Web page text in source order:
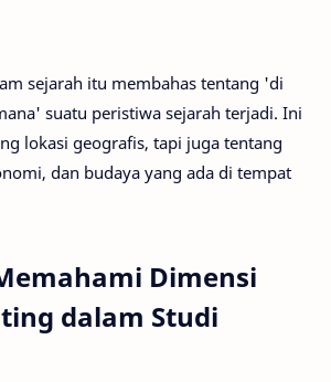
sejarah itu membahas tentang 'di
suatu peristiwa sejarah terjadi. Ini
lokasi geografis, tapi juga tentang
dan budaya yang ada di tempat
Dimensi
dalam Studi